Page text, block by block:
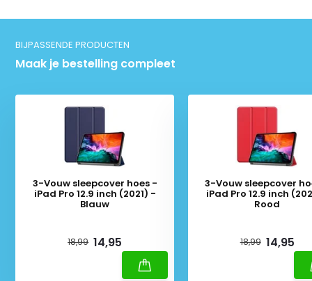
BIJPASSENDE PRODUCTEN
Maak je bestelling compleet
3-Vouw sleepcover hoes -
iPad Pro 12.9 inch (2021) -
Blauw
18,99 14,95
3-Vouw sleepcover
iPad Pro 12.9 inch
Rood
18,99 14,95